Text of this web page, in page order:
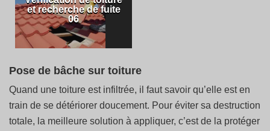
et recherche de fuite
06
Pose de bâche sur toiture
Quand une toiture est infiltrée, il faut savoir qu’elle est en
train de se détériorer doucement. Pour éviter sa destruction
totale, la meilleure solution à appliquer, c’est de la protéger